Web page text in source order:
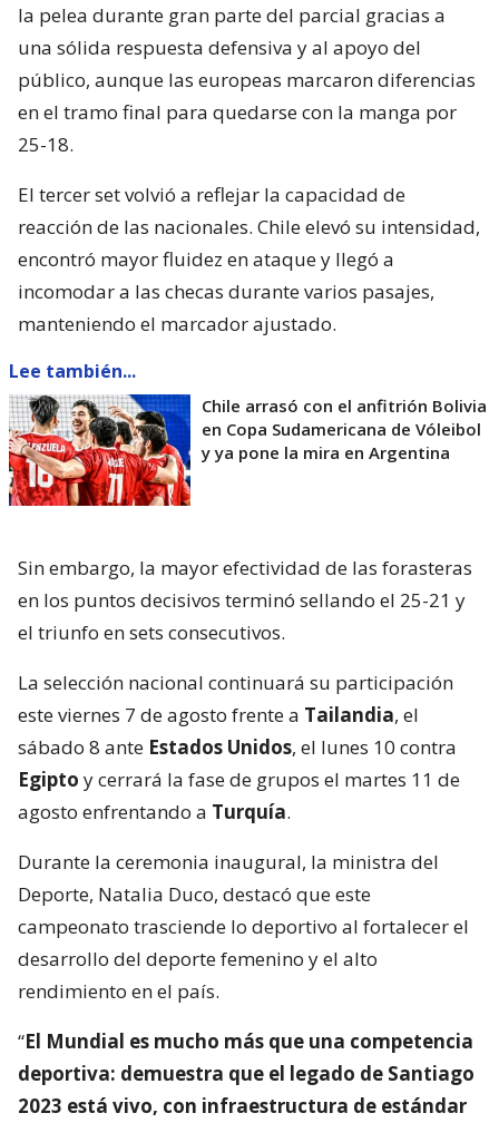
la pelea durante gran parte del parcial gracias a
una sólida respuesta defensiva y al apoyo del
público, aunque las europeas marcaron diferencias
en el tramo final para quedarse con la manga por
25-18.
El tercer set volvió a reflejar la capacidad de
reacción de las nacionales. Chile elevó su intensidad,
encontró mayor fluidez en ataque y llegó a
incomodar a las checas durante varios pasajes,
manteniendo el marcador ajustado.
Lee también...
Chile arrasó con el anfitrión Bolivia
en Copa Sudamericana de Vóleibol
y ya pone la mira en Argentina
Sin embargo, la mayor efectividad de las forasteras
en los puntos decisivos terminó sellando el 25-21 y
el triunfo en sets consecutivos.
La selección nacional continuará su participación
este viernes 7 de agosto frente a Tailandia, el
sábado 8 ante Estados Unidos, el lunes 10 contra
Egipto y cerrará la fase de grupos el martes 11 de
agosto enfrentando a Turquía.
Durante la ceremonia inaugural, la ministra del
Deporte, Natalia Duco, destacó que este
campeonato trasciende lo deportivo al fortalecer el
desarrollo del deporte femenino y el alto
rendimiento en el país.
“El Mundial es mucho más que una competencia
deportiva: demuestra que el legado de Santiago
2023 está vivo, con infraestructura de estándar